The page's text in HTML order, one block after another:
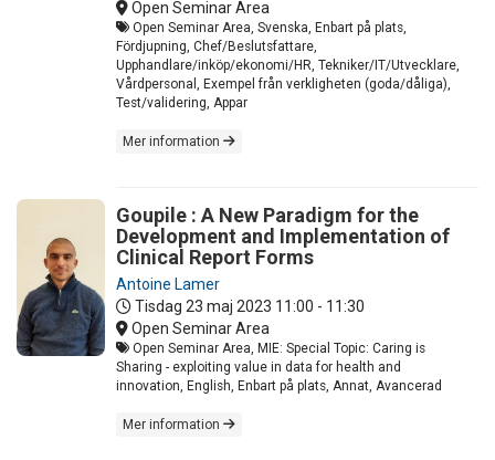
Open Seminar Area
Open Seminar Area, Svenska, Enbart på plats,
Fördjupning, Chef/Beslutsfattare,
Upphandlare/inköp/ekonomi/HR, Tekniker/IT/Utvecklare,
Vårdpersonal, Exempel från verkligheten (goda/dåliga),
Test/validering, Appar
Mer information
Goupile : A New Paradigm for the
Development and Implementation of
Clinical Report Forms
Antoine Lamer
Tisdag 23 maj 2023 11:00 - 11:30
Open Seminar Area
Open Seminar Area, MIE: Special Topic: Caring is
Sharing - exploiting value in data for health and
innovation, English, Enbart på plats, Annat, Avancerad
Mer information